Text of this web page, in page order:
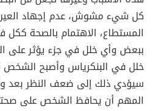
كل شيء مشوش، عدم إجهاد العين
المستطاع، الاهتمام بالصحة ككل
ببعض وأي خلل في جزء يؤثر على
خلل في البنكرياس وأصبح الشخص
سيؤدي ذلك إلى ضعف النظر بعد
المهم أن يحافظ الشخص على